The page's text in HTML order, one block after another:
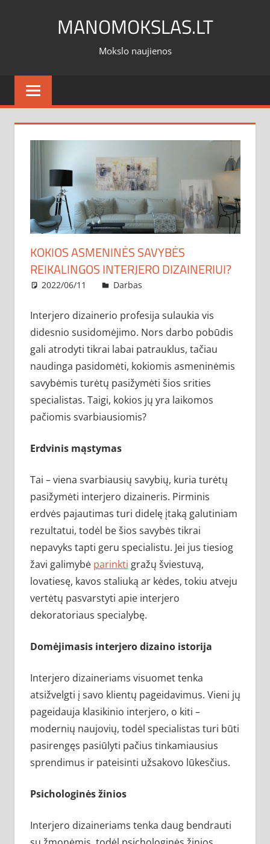
MANOMOKSLAS.LT
Mokslo naujienos
KOKIOS ASMENINĖS SAVYBĖS
REIKALINGOS INTERJERO DIZAINERIUI?
2022/06/11 administratorius
Darbas
Interjero dizainerio profesija sulaukia vis
didesnio susidomėjimo. Nors darbo pobūdis
gali atrodyti tikrai labai patrauklus, tačiau
naudinga pasidomėti, kokiomis asmeninėmis
savybėmis turėtų pasižymėti šios srities
specialistas. Taigi, kokios jų yra laikomos
pačiomis svarbiausiomis?
Erdvinis mąstymas
Tai – viena svarbiausių savybių, kuria turėtų
pasižymėti interjero dizaineris. Pirminis
erdvės pajautimas turi didelę įtaką galutiniam
rezultatui, todėl be šios savybės tikrai
nepavyks tapti geru specialistu. Jei jus tiesiog
žavi galimybė parinkti gražų šviestuvą,
lovatiesę, kavos staliuką ar kėdes, tokiu atveju
vertėtų pasvarstyti apie interjero
dekoratoriaus specialybę.
Domėjimasis interjero dizaino istorija
Interjero dizaineriams visuomet tenka
atsižvelgti į savo klientų pageidavimus. Vieni jų
pageidauja klasikinio interjero, o kiti –
modernių naujovių, todėl specialistas turi būti
pasirengęs pasiūlyti pačius tinkamiausius
sprendimus ir pateisinti užsakovo lūkesčius.
Psichologinės žinios
Interjero dizaineriams tenka daug bendrauti